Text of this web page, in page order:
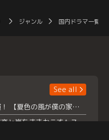
ジャンル 国内ドラマ一覧（
See all
浮所飛貴主演！ 【夏色の風が僕の家にやってきた】 本日よりテラサで独占配信スタート！
『夏色の雲が恋と嵐をまきおこす』スペシャルメイキング 【Part1】2026年７月18日（土）23時30分～配信スタート！話題のシーンの裏側を大公開！豪華キャスト大集合！ 『武宮家 真夏の家族会議』開催！